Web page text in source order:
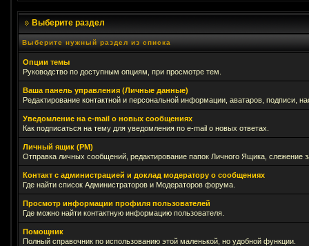
Выберите раздел
Выберите нужный раздел из списка
Опции темы
Руководство по доступным опциям, при просмотре тем.
Ваша панель управления (Личные данные)
Редактирование контактной и персональной информации, аватаров, подписи,
Уведомление на e-mail о новых сообщениях
Как подписаться на тему для уведомления по e-mail о новых ответах.
Личный ящик (PM)
Отправка личных сообщений, редактирование папок Личного Ящика,
Контакт с администрацией и доклад модератору о сообщениях
Где найти список Администраторов и Модераторов форума.
Просмотр информации профиля пользователей
Где можно найти контактную информацию пользователя.
Помощник
Полный справочник по использованию этой маленькой, но удобной функции.